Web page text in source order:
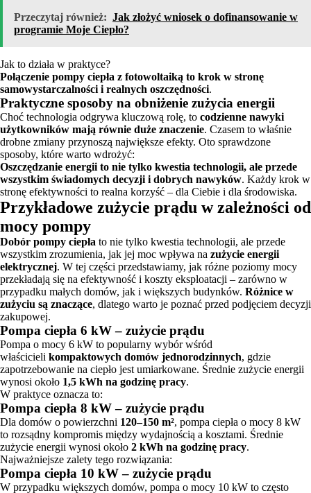
Przeczytaj również: Jak złożyć wniosek o dofinansowanie w
programie Moje Ciepło?
Jak to działa w praktyce?
Połączenie pompy ciepła z fotowoltaiką to krok w stronę
samowystarczalności i realnych oszczędności.
Praktyczne sposoby na obniżenie zużycia energii
Choć technologia odgrywa kluczową rolę, to codzienne nawyki
użytkowników mają równie duże znaczenie. Czasem to właśnie
drobne zmiany przynoszą największe efekty. Oto sprawdzone
sposoby, które warto wdrożyć:
Oszczędzanie energii to nie tylko kwestia technologii, ale przede
wszystkim świadomych decyzji i dobrych nawyków. Każdy krok w
stronę efektywności to realna korzyść – dla Ciebie i dla środowiska.
Przykładowe zużycie prądu w zależności od
mocy pompy
Dobór pompy ciepła to nie tylko kwestia technologii, ale przede
wszystkim zrozumienia, jak jej moc wpływa na zużycie energii
elektrycznej. W tej części przedstawiamy, jak różne poziomy mocy
przekładają się na efektywność i koszty eksploatacji – zarówno w
przypadku małych domów, jak i większych budynków. Różnice w
zużyciu są znaczące, dlatego warto je poznać przed podjęciem decyzji
zakupowej.
Pompa ciepła 6 kW – zużycie prądu
Pompa o mocy 6 kW to popularny wybór wśród
właścicieli kompaktowych domów jednorodzinnych, gdzie
zapotrzebowanie na ciepło jest umiarkowane. Średnie zużycie energii
wynosi około 1,5 kWh na godzinę pracy.
W praktyce oznacza to:
Pompa ciepła 8 kW – zużycie prądu
Dla domów o powierzchni 120–150 m², pompa ciepła o mocy 8 kW
to rozsądny kompromis między wydajnością a kosztami. Średnie
zużycie energii wynosi około 2 kWh na godzinę pracy.
Najważniejsze zalety tego rozwiązania:
Pompa ciepła 10 kW – zużycie prądu
W przypadku większych domów, pompa o mocy 10 kW to często